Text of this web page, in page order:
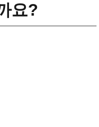
요?